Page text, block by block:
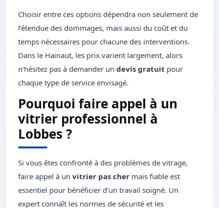
Choisir entre ces options dépendra non seulement de
l’étendue des dommages, mais aussi du coût et du
temps nécessaires pour chacune des interventions.
Dans le Hainaut, les prix varient largement, alors
n’hésitez pas à demander un devis gratuit pour
chaque type de service envisagé.
Pourquoi faire appel à un
vitrier professionnel à
Lobbes ?
Si vous êtes confronté à des problèmes de vitrage,
faire appel à un vitrier pas cher mais fiable est
essentiel pour bénéficier d’un travail soigné. Un
expert connaît les normes de sécurité et les